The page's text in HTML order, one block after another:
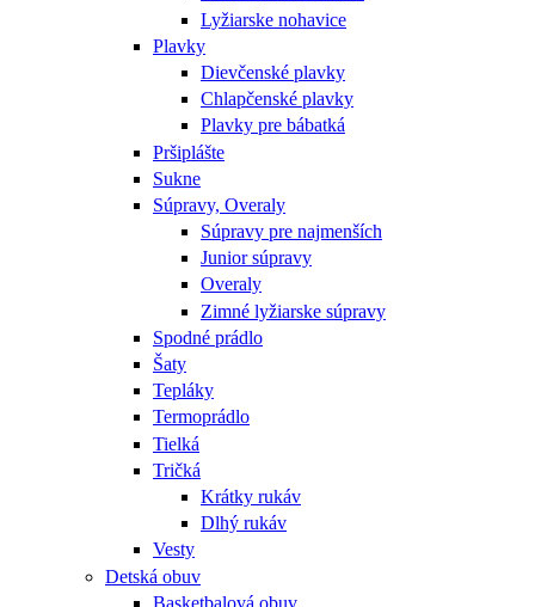
Lyžiarske nohavice
Plavky
Dievčenské plavky
Chlapčenské plavky
Plavky pre bábatká
Pršiplášte
Sukne
Súpravy, Overaly
Súpravy pre najmenších
Junior súpravy
Overaly
Zimné lyžiarske súpravy
Spodné prádlo
Šaty
Tepláky
Termoprádlo
Tielká
Tričká
Krátky rukáv
Dlhý rukáv
Vesty
Detská obuv
Basketbalová obuv